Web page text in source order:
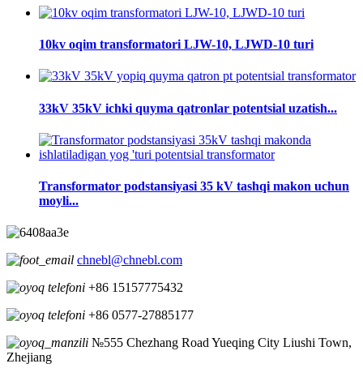
10kv oqim transformatori LJW-10, LJWD-10 turi
33kV 35kV ichki quyma qatronlar potentsial uzatish...
Transformator podstansiyasi 35 kV tashqi makon uchun
moyli...
chnebl@chnebl.com
+86 15157775432
+86 0577-27885177
№555 Chezhang Road Yueqing City Liushi Town,
Zhejiang